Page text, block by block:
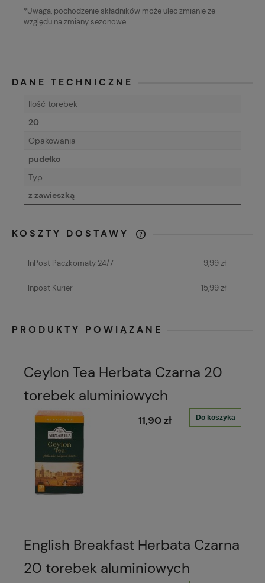
*Uwaga, pochodzenie składników może ulec zmianie ze
względu na zmiany sezonowe.
DANE TECHNICZNE
Ilość torebek
20
Opakowania
pudełko
Typ
z zawieszką
KOSZTY DOSTAWY
KOSZTÓW PŁATNOŚCI
InPost Paczkomaty 24/7 9,99 zł
Inpost Kurier 15,99 zł
PRODUKTY POWIĄZANE
Ceylon Tea Herbata Czarna 20
torebek aluminiowych
11,90 zł Do koszyka
English Breakfast Herbata Czarna
20 torebek aluminiowych